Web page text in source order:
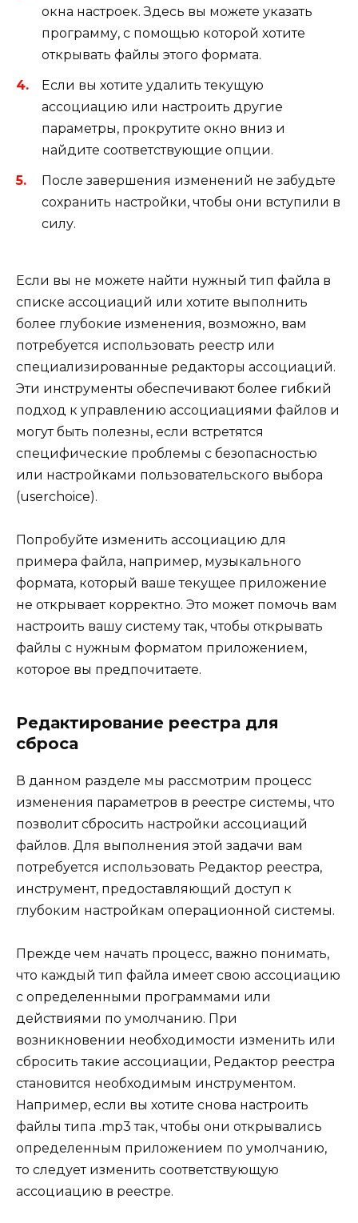
окна настроек. Здесь вы можете указать
программу, с помощью которой хотите
открывать файлы этого формата.
Если вы хотите удалить текущую
ассоциацию или настроить другие
параметры, прокрутите окно вниз и
найдите соответствующие опции.
После завершения изменений не забудьте
сохранить настройки, чтобы они вступили в
силу.
Если вы не можете найти нужный тип файла в
списке ассоциаций или хотите выполнить
более глубокие изменения, возможно, вам
потребуется использовать реестр или
специализированные редакторы ассоциаций.
Эти инструменты обеспечивают более гибкий
подход к управлению ассоциациями файлов и
могут быть полезны, если встретятся
специфические проблемы с безопасностью
или настройками пользовательского выбора
(userchoice).
Попробуйте изменить ассоциацию для
примера файла, например, музыкального
формата, который ваше текущее приложение
не открывает корректно. Это может помочь вам
настроить вашу систему так, чтобы открывать
файлы с нужным форматом приложением,
которое вы предпочитаете.
Редактирование реестра для
сброса
В данном разделе мы рассмотрим процесс
изменения параметров в реестре системы, что
позволит сбросить настройки ассоциаций
файлов. Для выполнения этой задачи вам
потребуется использовать Редактор реестра,
инструмент, предоставляющий доступ к
глубоким настройкам операционной системы.
Прежде чем начать процесс, важно понимать,
что каждый тип файла имеет свою ассоциацию
с определенными программами или
действиями по умолчанию. При
возникновении необходимости изменить или
сбросить такие ассоциации, Редактор реестра
становится необходимым инструментом.
Например, если вы хотите снова настроить
файлы типа .mp3 так, чтобы они открывались
определенным приложением по умолчанию,
то следует изменить соответствующую
ассоциацию в реестре.